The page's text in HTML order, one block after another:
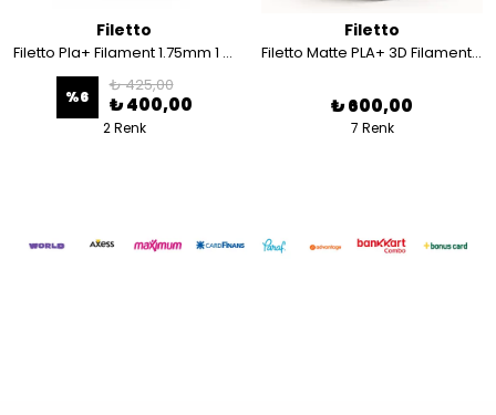
Filetto
Filetto Pla+ Filament 1.75mm 1 KG - Renk Geçişi Filament
%6
₺ 425,00
₺ 400,00
2 Renk
Filetto
Filetto Matte PLA+ 3D Filament – 1.75mm – 1KG – AMS Uyumlu
₺ 600,00
7 Renk